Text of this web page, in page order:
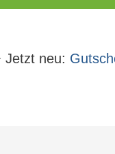
Jetzt neu: